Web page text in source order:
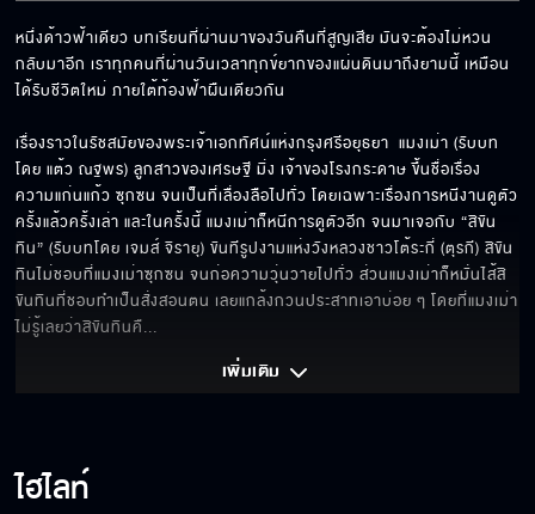
หนึ่งด้าวฟ้าเดียว บทเรียนที่ผ่านมาของวันคืนที่สูญเสีย มันจะต้องไม่หวน
กลับมาอีก เราทุกคนที่ผ่านวันเวลาทุกข์ยากของแผ่นดินมาถึงยามนี้ เหมือน
ได้รับชีวิตใหม่ ภายใต้ท้องฟ้าผืนเดียวกัน
เรื่องราวในรัชสมัยของพระเจ้าเอกทัศน์แห่งกรุงศรีอยุธยา  แมงเม่า (รับบท
โดย แต้ว ณฐพร) ลูกสาวของเศรษฐี มิ่ง เจ้าของโรงกระดาษ ขึ้นชื่อเรื่อง
ความแก่นแก้ว ซุกซน จนเป็นที่เลื่องลือไปทั่ว โดยเฉพาะเรื่องการหนีงานดูตัว
ครั้งแล้วครั้งเล่า และในครั้งนี้ แมงเม่าก็หนีการดูตัวอีก จนมาเจอกับ “สิขัน
ทิน” (รับบทโดย เจมส์ จิรายุ) ขันทีรูปงามแห่งวังหลวงชาวโต้ระกี่ (ตุรกี) สิขัน
ทินไม่ชอบที่แมงเม่าซุกซน จนก่อความวุ่นวายไปทั่ว ส่วนแมงเม่าก็หมั่นไส้สิ
ขันทินที่ชอบทำเป็นสั่งสอนตน เลยแกล้งกวนประสาทเอาบ่อย ๆ โดยที่แมงเม่า
ไม่รู้เลยว่าสิขันทินคื...
เพิ่มเติม
ไฮไลท์